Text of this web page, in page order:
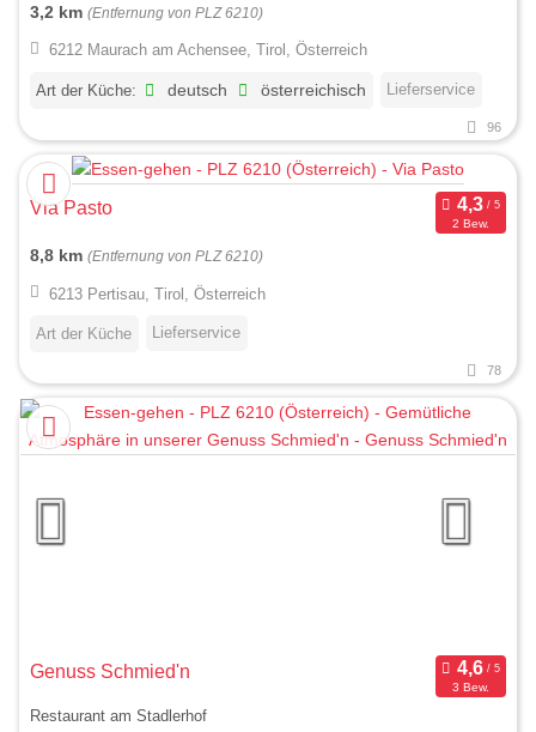
3,2 km (Entfernung von PLZ 6210)
6212 Maurach am Achensee, Tirol, Österreich
Art der Küche: deutsch österreichisch Lieferservice
96
Via Pasto
2 Bew.
8,8 km (Entfernung von PLZ 6210)
6213 Pertisau, Tirol, Österreich
Art der Küche Lieferservice
78
Genuss Schmied'n
3 Bew.
Restaurant am Stadlerhof